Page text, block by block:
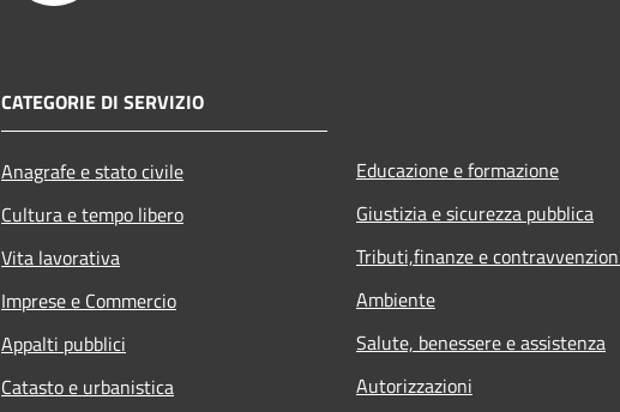
CATEGORIE DI SERVIZIO
Anagrafe e stato civile
Cultura e tempo libero
Vita lavorativa
Imprese e Commercio
Appalti pubblici
Catasto e urbanistica
Educazione e formazione
Giustizia e sicurezza pubblica
Tributi,finanze e
Ambiente
Salute, benessere e assistenza
Autorizzazioni